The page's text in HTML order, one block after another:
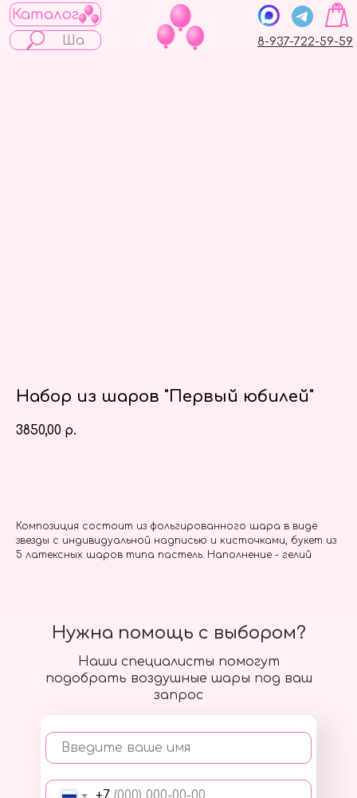
Каталог
8-937-722-59-59
Набор из шаров "Первый юбилей"
3850,00 р.
Композиция состоит из фольгированного шара в виде
звезды с индивидуальной надписью и кисточками, букет из
5 латексных шаров типа пастель. Наполнение - гелий
Наши специалисты помогут
подобрать воздушные шары под ваш
запрос
Введите ваше имя
Нужна помощь с выбором?